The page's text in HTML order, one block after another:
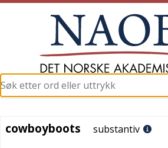
cowboyboots
cowboyboots substantiv